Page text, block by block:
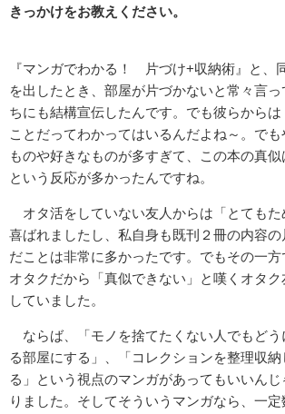
きっかけをお教えください。
『マンガでわかる！ 片づけ+収納術』と、
を出したとき、部屋が片づかないと常々言
ちにも結構宣伝したんです。でも彼らから
ことだってわかってはいるんだよね～。で
ものや好きなものが多すぎて、この本の真似
という反応が多かったんですね。
オタ活をしていない友人からは「とてもた
喜ばれましたし、私自身も既刊２冊の内容
だことは非常に多かったです。でもその一
オタクだから「真似できない」と嘆くオタ
していました。
ならば、「モノを捨てたくない人でもどう
る部屋にする」、「コレクションを整理収
る」という視点のマンガがあってもいいん
りました。そしてそういうマンガなら、一